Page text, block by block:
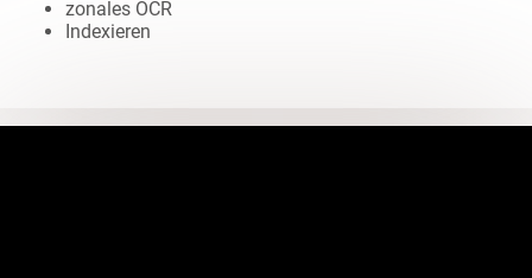
zonales OCR
Indexieren